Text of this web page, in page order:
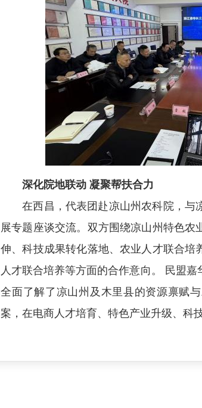
深化院地联动 凝聚帮扶合力
在西昌，代表团赴凉山州农科院，与
展专题座谈交流。双方围绕凉山州特色
伸、科技成果转化落地、农业人才联合
人才联合培养等方面的合作意向。 民盟
全面了解了凉山州及木里县的资源禀赋
案，在电商人才培育、特色产业升级、科